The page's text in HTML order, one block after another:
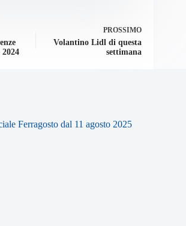
PROSSIMO
Volantino Lidl di questa
settimana